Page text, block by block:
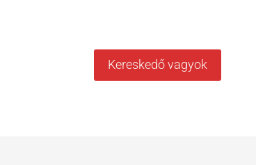
Kereskedő vagyok